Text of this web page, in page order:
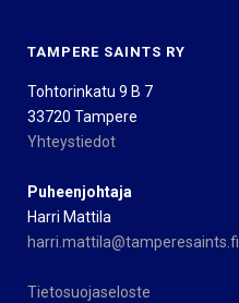
TAMPERE SAINTS RY
Tohtorinkatu 9 B 7
33720 Tampere
Yhteystiedot
Puheenjohtaja
Harri Mattila
harri.mattila@tamperesaints.fi
Tietosuojaseloste